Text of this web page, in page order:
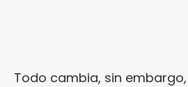
Todo cambia, sin embargo,